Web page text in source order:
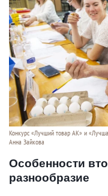
Конкурс «Лучший товар АК» и
Анна Зайкова
Особенности
разнообразие